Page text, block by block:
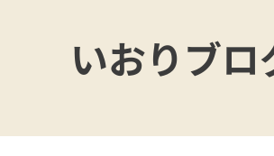
家族葬1日プラン
白木祭壇プラン
アルホール 葬儀の豆知識
事前相談に
葬儀に対する
考え方
いおりブロ